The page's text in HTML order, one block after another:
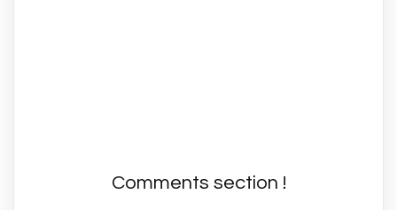
Comments section !